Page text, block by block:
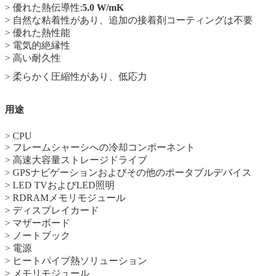
> 優れた熱伝導性:5.0 W/mK
> 自然な粘着性があり、追加の接着剤コーティングは不要
> 優れた熱性能
> 電気的絶縁性
> 高い耐久性
> 柔らかく圧縮性があり、低応力
用途
> CPU
> フレームシャーシへの冷却コンポーネント
> 高速大容量ストレージドライブ
> GPSナビゲーションおよびその他のポータブルデバイス
> LED TVおよびLED照明
> RDRAMメモリモジュール
> ディスプレイカード
> マザーボード
> ノートブック
> 電源
> ヒートパイプ熱ソリューション
> メモリモジュール